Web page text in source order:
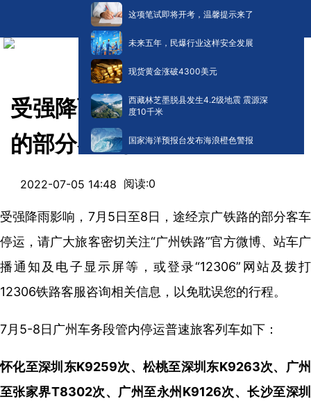
这项笔试即将开考，温馨提示来了
未来五年，民爆行业这样安全发展
现货黄金涨破4300美元
西藏林芝墨脱县发生4.2级地震 震源深
度10千米
国家海洋预报台发布海浪橙色警报
受强降雨影响，途经京广铁路
的部分客车停运
2022-07-05 14:48 阅读:0
受强降雨影响，7月5日至8日，途经京广铁路的部分客车
停运，请广大旅客密切关注“广州铁路”官方微博、站车广
播通知及电子显示屏等，或登录“12306”网站及拨打
12306铁路客服咨询相关信息，以免耽误您的行程。
7月5-8日广州车务段管内停运普速旅客列车如下：
怀化至深圳东K9259次、松桃至深圳东K9263次、广州
至张家界T8302次、广州至永州K9126次、长沙至深圳